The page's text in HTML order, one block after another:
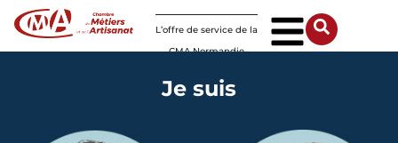
L’offre de service de la
CMA Normandie
Je suis
Panneau de gestion des cookies